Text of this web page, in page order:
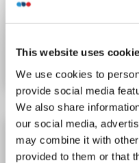
This website uses
We use cookies to
provide social media
We also share
our social media,
may combine it with
provided to them or that
Fiche technique
Recombinant
FOLR2 Reactivité: